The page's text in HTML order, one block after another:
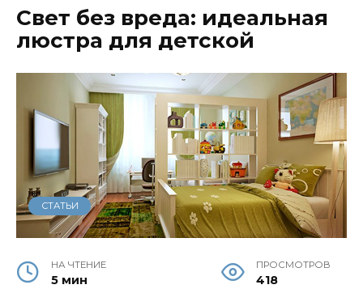
Свет без вреда: идеальная
люстра для детской
СТАТЬИ
НА ЧТЕНИЕ
5 мин
ПРОСМОТРОВ
418